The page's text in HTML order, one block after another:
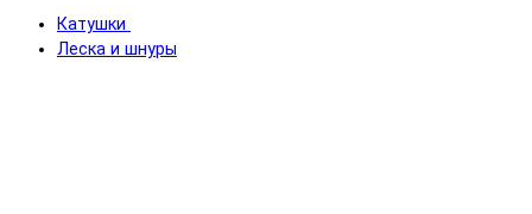
Катушки
Леска и шнуры